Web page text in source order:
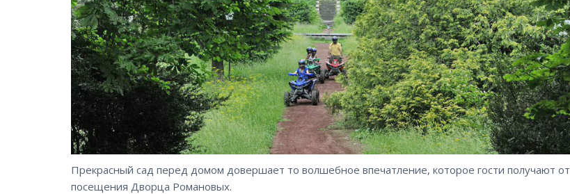
Прекрасный сад перед домом довершает то волшебное впечатление, которое гости получают от
посещения Дворца Романовых.